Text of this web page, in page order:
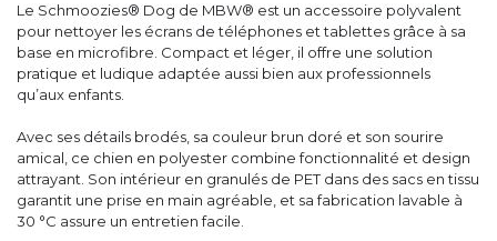
Le Schmoozies® Dog de MBW® est un accessoire polyvalent
pour nettoyer les écrans de téléphones et tablettes grâce à sa
base en microfibre. Compact et léger, il offre une solution
pratique et ludique adaptée aussi bien aux professionnels
qu’aux enfants.
Avec ses détails brodés, sa couleur brun doré et son sourire
amical, ce chien en polyester combine fonctionnalité et design
attrayant. Son intérieur en granulés de PET dans des sacs en tissu
garantit une prise en main agréable, et sa fabrication lavable à
30 °C assure un entretien facile.